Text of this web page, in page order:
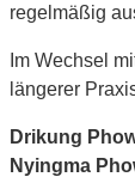
regelmäßig
Im Wechsel
längerer
Drikung
Nyingma